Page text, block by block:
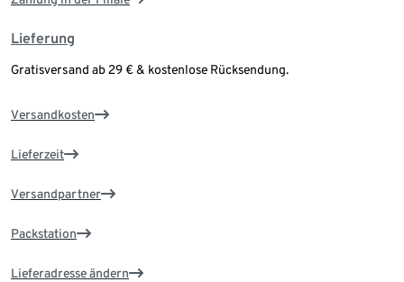
Lieferung
Gratisversand ab 29 € & kostenlose Rücksendung.
Versandkosten
Lieferzeit
Versandpartner
Packstation
Lieferadresse ändern